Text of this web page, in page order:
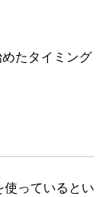
たタイミング
っているとい